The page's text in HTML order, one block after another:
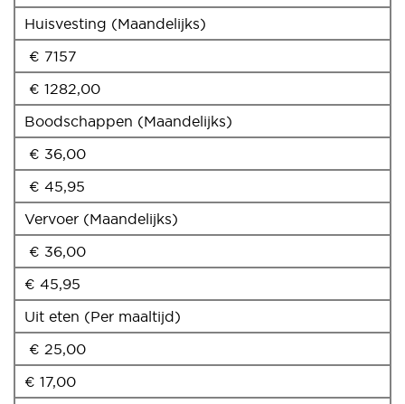
Huisvesting (Maandelijks)
€ 7157
€ 1282,00
Boodschappen (Maandelijks)
€ 36,00
€ 45,95
Vervoer (Maandelijks)
€ 36,00
€ 45,95
Uit eten (Per maaltijd)
€ 25,00
€ 17,00